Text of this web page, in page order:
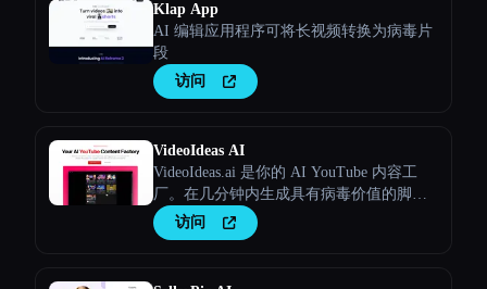
Klap App
AI 编辑应用程序可将长视频转换为病毒片
段
访问
VideoIdeas AI
VideoIdeas.ai 是你的 AI YouTube 内容工
厂。在几分钟内生成具有病毒价值的脚
本、新鲜的视频创意和引人入胜的内容。
访问